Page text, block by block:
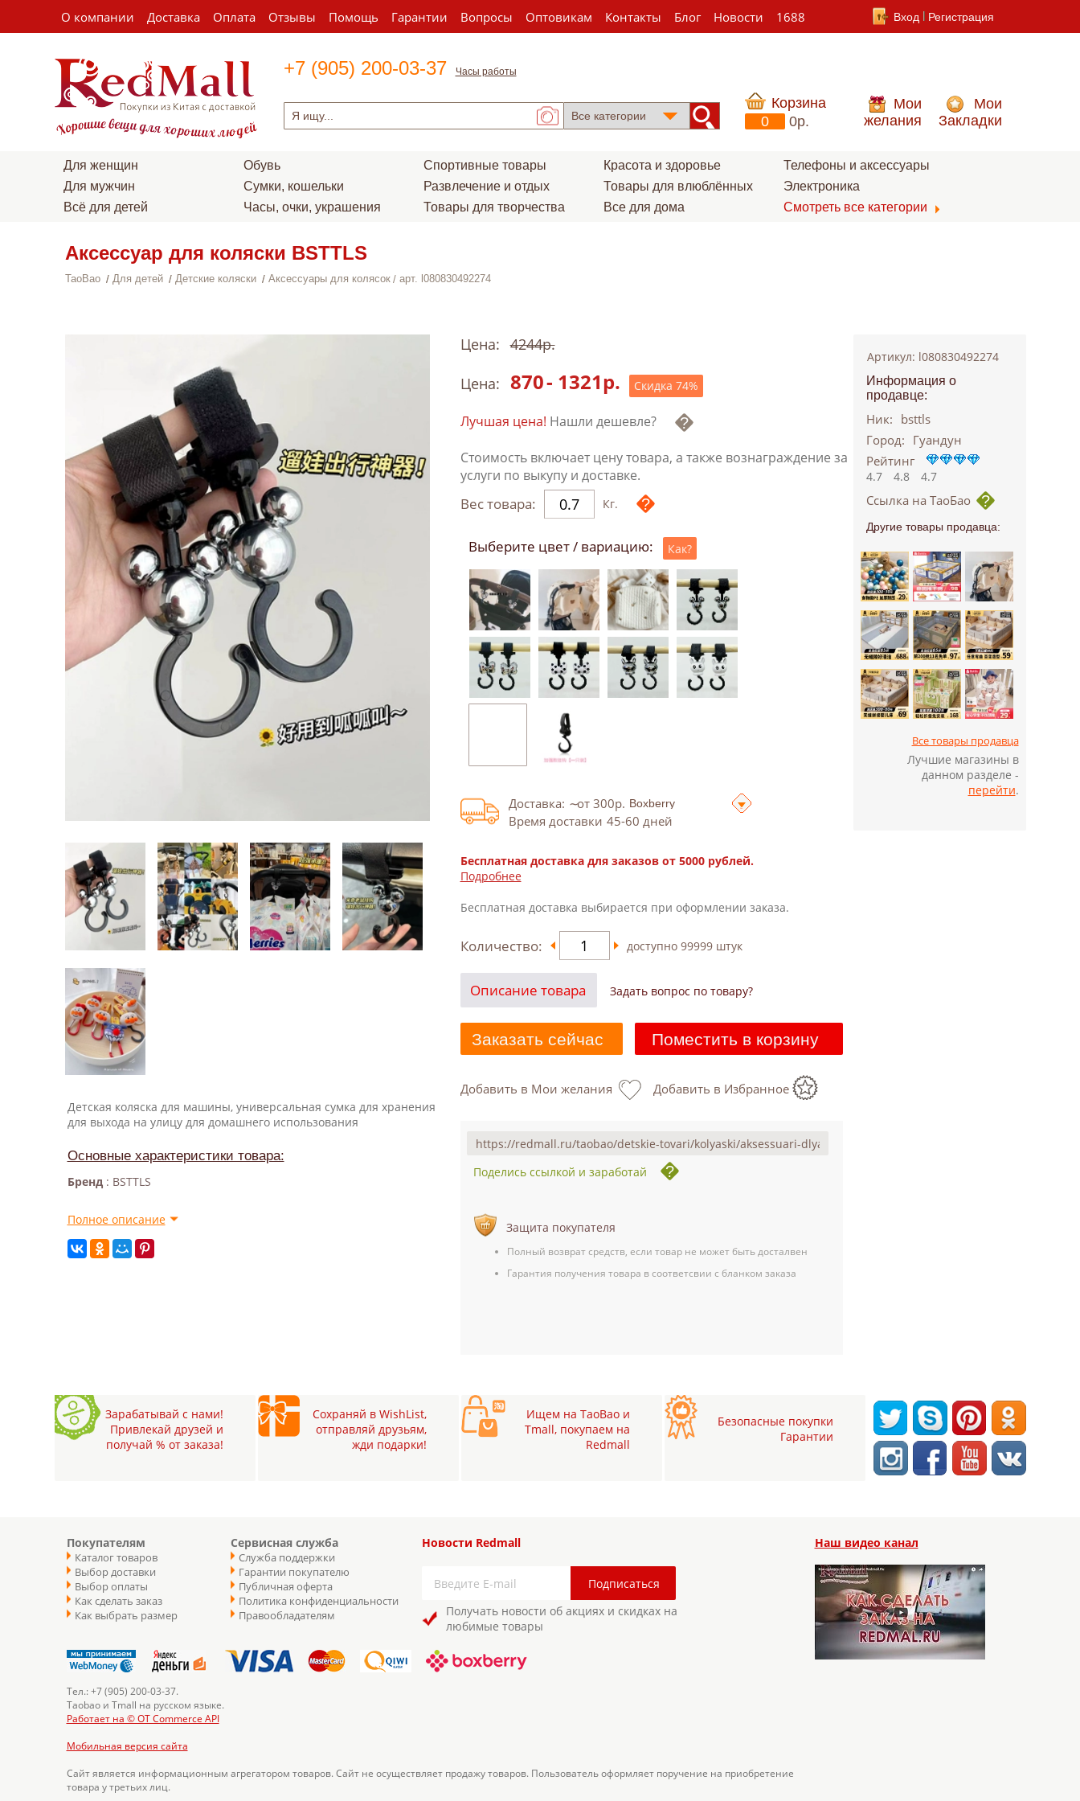
О компании Доставка Оплата Отзывы Помощь Гарантии Вопросы Оптовикам Контакты Блог Новости 1688 Вход Регистрация
+7 (905) 200-03-37 Часы работы
Корзина
0
0p.
Мои
желания
Мои
Закладки
Для женщин
Для мужчин
Всё для детей
Обувь
Сумки, кошельки
Часы, очки, украшения
Спортивные товары
Развлечение и отдых
Товары для творчества
Красота и здоровье
Товары для влюблённых
Все для дома
Телефоны и аксессуары
Электроника
Смотреть все категории
Аксессуар для коляски BSTTLS
TaoBao Для детей Детские коляски Аксессуары для колясок арт. l080830492274
Детская коляска для машины, универсальная сумка для хранения
для выхода на улицу для домашнего использования
Основные характеристики товара:
Бренд : BSTTLS
Полное описание
Цена: 4244р.
Цена: 870- 1321р. Скидка 74%
Лучшая цена! Нашли дешевле?
Стоимость включает цену товара, а также вознаграждение за
услуги по выкупу и доставке.
Вес товара: Кг.
Выберите цвет / вариацию: Как?
Доставка: от 300р.
Время доставки 45-60 дней
Бесплатная доставка для заказов от 5000 рублей.
Подробнее
Бесплатная доставка выбирается при оформлении заказа.
Количество: доступно 99999штук
Описание товара Задать вопрос по товару?
Заказать сейчас Поместить в корзину
Добавить в Мои желания Добавить в Избранное
Поделись ссылкой и заработай
Защита покупателя
Полный возврат средств, если товар не может быть досталвен
Гарантия получения товара в соответсвии с бланком заказа
Артикул: l080830492274
Информация о
продавце:
Ник: bsttls
Город: Гуандун
Рейтинг
4.7 4.8 4.7
Ссылка на ТаоБао
Другие товары продавца:
Все товары продавца
Лучшие магазины в
данном разделе -
перейти.
Зарабатывай с нами!
Привлекай друзей и
получай % от заказа!
Сохраняй в WishList,
отправляй друзьям,
жди подарки!
Ищем на TaoBao и
Tmall, покупаем на
Redmall
Безопасные покупки
Гарантии
Покупателям
Каталог товаров
Выбор доставки
Выбор оплаты
Как сделать заказ
Как выбрать размер
Сервисная служба
Служба поддержки
Гарантии покупателю
Публичная оферта
Политика конфиденциальности
Правообладателям
Новости Redmall
Получать новости об акциях и скидках на
любимые товары
Тел.: +7 (905) 200-03-37.
Taobao и Tmall на русском языке.
Работает на © OT Commerce API
Мобильная версия сайта
Сайт является информационным агрегатором товаров. Сайт не осуществляет продажу товаров. Пользователь оформляет поручение на приобретение
товара у третьих лиц.
Наш видео канал